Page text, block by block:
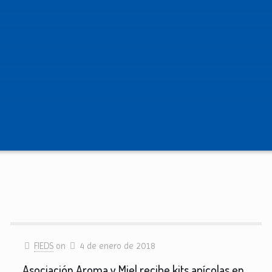
FIEDS on 4 de enero de 2018